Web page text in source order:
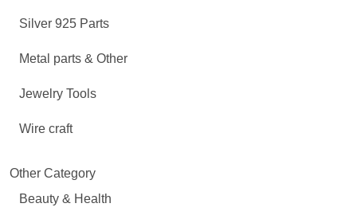
Silver 925 Parts
Metal parts & Other
Jewelry Tools
Wire craft
Other Category
Beauty & Health